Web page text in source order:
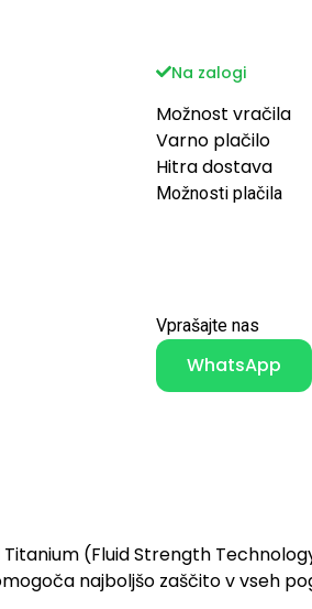
Na zalogi
Možnost vračila
Varno plačilo
Hitra dostava
Možnosti plačila
Vprašajte nas
WhatsApp
(Fluid Strength
najboljšo zaščito v vseh